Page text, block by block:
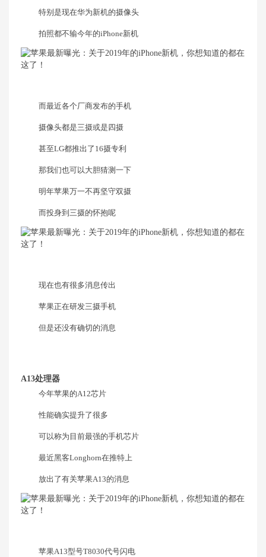
特别是现在华为新机的摄像头
拍照都不输今年的iPhone新机
而最近各个厂商发布的手机
摄像头都是三摄或是四摄
甚至LG都推出了16摄专利
那我们也可以大胆猜测一下
明年苹果万一不再坚守双摄
而投身到三摄的怀抱呢
现在也有很多消息传出
苹果正在研发三摄手机
但是还没有确切的消息
A13处理器
今年苹果的A12芯片
性能确实提升了很多
可以称为目前最强的手机芯片
最近黑客Longhorn在推特上
放出了有关苹果A13的消息
苹果A13型号T8030代号闪电